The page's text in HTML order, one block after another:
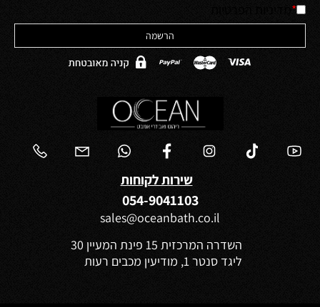
*
שירות לקוחות
054-9041103
sales@oceanbath.co.il
השדרה המרכזית 15 פינת המעיין 30
ליגד סנטר 1, מודיעין מכבים רעות